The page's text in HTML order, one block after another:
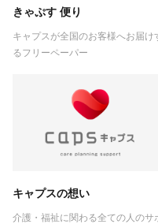
きゃぷす 便り
キャプスが全国のお客様へお届け
るフリーペーパー
キャプスの想い
介護・福祉に関わる全ての人のサ